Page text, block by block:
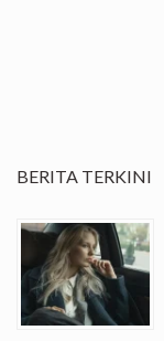
BERITA TERKINI